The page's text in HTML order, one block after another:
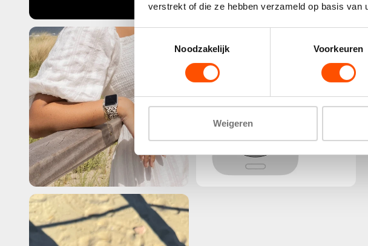
verstrekt of die ze hebben verzameld op basis van
Toestemmingsselectie
Noodzakelijk
Voorkeuren
Weigeren